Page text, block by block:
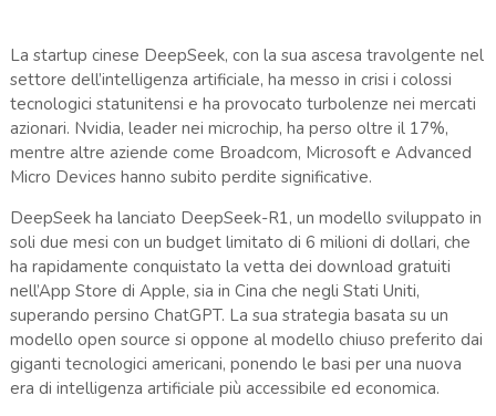
La startup cinese DeepSeek, con la sua ascesa travolgente nel
settore dell’intelligenza artificiale, ha messo in crisi i colossi
tecnologici statunitensi e ha provocato turbolenze nei mercati
azionari. Nvidia, leader nei microchip, ha perso oltre il 17%,
mentre altre aziende come Broadcom, Microsoft e Advanced
Micro Devices hanno subito perdite significative.
DeepSeek ha lanciato DeepSeek-R1, un modello sviluppato in
soli due mesi con un budget limitato di 6 milioni di dollari, che
ha rapidamente conquistato la vetta dei download gratuiti
nell’App Store di Apple, sia in Cina che negli Stati Uniti,
superando persino ChatGPT. La sua strategia basata su un
modello open source si oppone al modello chiuso preferito dai
giganti tecnologici americani, ponendo le basi per una nuova
era di intelligenza artificiale più accessibile ed economica.